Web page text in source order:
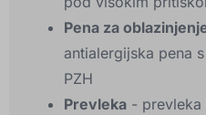
Pena za
antialergijska pena
PZH
Prevleka - prevleka